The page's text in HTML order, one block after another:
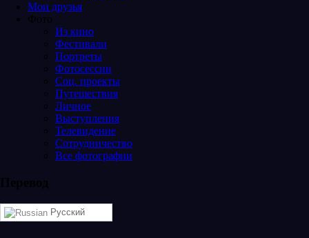
Мои друзья
Фото
Из кино
Фестивали
Портреты
Фотосессии
Соц. проекты
Путешествия
Личное
Выступления
Телевидение
Сотрудничество
Все фотографии
Перевод
Русский